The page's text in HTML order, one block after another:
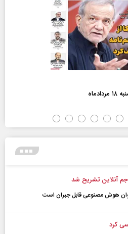
آنلاین تشریح شد
هوش مصنوعی قابل جبران است
کرد